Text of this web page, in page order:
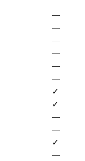
—
—
—
—
—
—
✓
✓
—
—
✓
—